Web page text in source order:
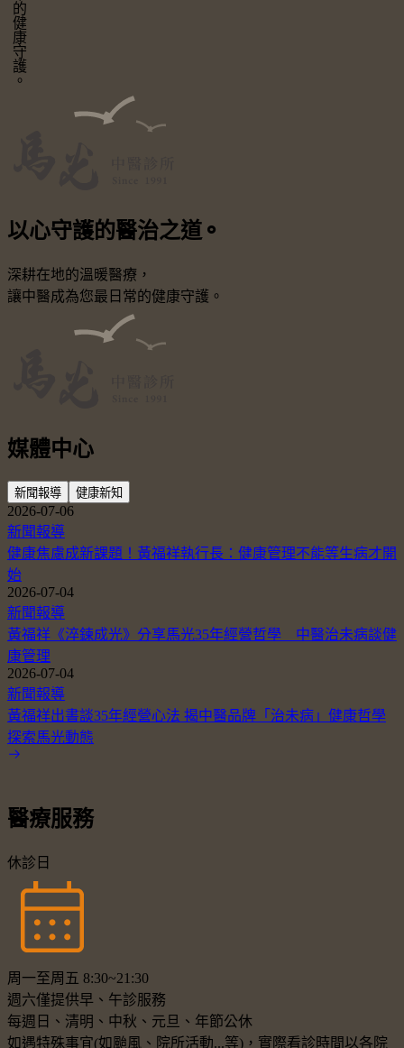
以心守護的醫治之道 ⚬
深耕在地的溫暖醫療，
讓中醫成為您最日常的健康守護。
媒體中心
新聞報導 健康新知
2026-07-06
新聞報導
健康焦慮成新課題！黃福祥執行長：健康管理不能等生病才開
始
2026-07-04
新聞報導
黃福祥《淬鍊成光》分享馬光35年經營哲學 中醫治未病談健
康管理
2026-07-04
新聞報導
黃福祥出書談35年經營心法 揭中醫品牌「治未病」健康哲學
探索馬光動態
醫療服務
休診日
周一至周五 8:30~21:30
週六僅提供早、午診服務
每週日、清明、中秋、元旦、年節公休
如遇特殊事宜(如颱風、院所活動...等)，實際看診時間以各院